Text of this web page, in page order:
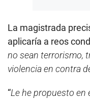
La magistrada
aplicaría a reos
no sean terrorismo,
violencia en contra
“Le he propuesto en